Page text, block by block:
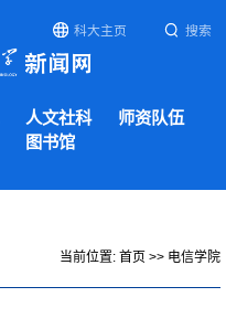
科大主页 搜索
人文社科
师资队伍
图书馆
当前位置: 首页 >> 电信学院